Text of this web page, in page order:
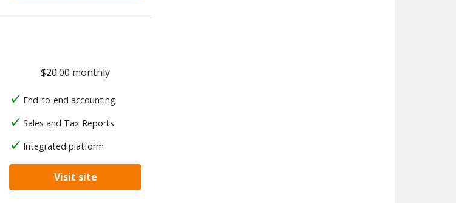
$20.00 monthly
End-to-end accounting
Sales and Tax Reports
Integrated platform
Visit site